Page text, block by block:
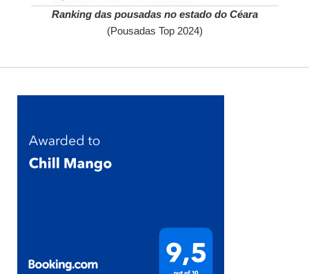
Ranking das pousadas no estado do Céara
(Pousadas Top 2024)